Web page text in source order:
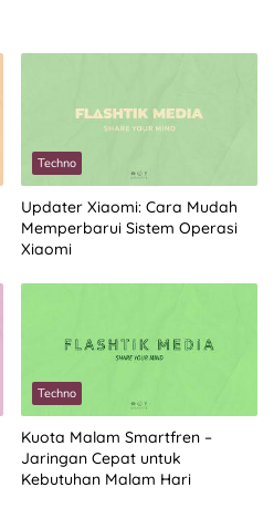
Techno
Updater Xiaomi: Cara Mudah
Memperbarui Sistem Operasi
Xiaomi
Techno
Kuota Malam Smartfren –
Jaringan Cepat untuk
Kebutuhan Malam Hari